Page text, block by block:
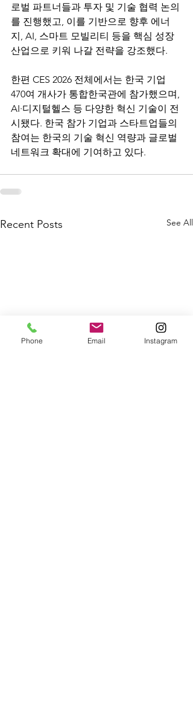
로벌 파트너들과 투자 및 기술 협력 논의
를 진행했고, 이를 기반으로 향후 에너
지, AI, 스마트 모빌리티 등을 핵심 성장
산업으로 키워 나갈 전략을 강조했다.
한편 CES 2026 전체에서는 한국 기업
470여 개사가 통합한국관에 참가했으며,
AI·디지털헬스 등 다양한 혁신 기술이 전
시됐다. 한국 참가 기업과 스타트업들의
참여는 한국의 기술 혁신 역량과 글로벌
네트워크 확대에 기여하고 있다.
Recent Posts See All
Phone Email Instagram